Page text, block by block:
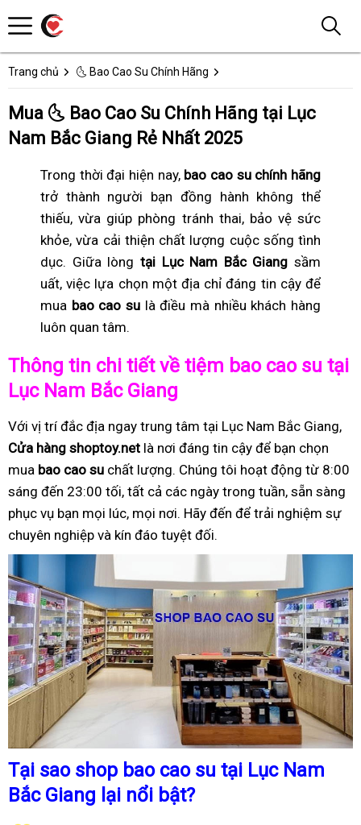
Trang chủ 🌜 Bao Cao Su Chính Hãng
Mua 🌜 Bao Cao Su Chính Hãng tại Lục
Nam Bắc Giang Rẻ Nhất 2025
Trong thời đại hiện nay, bao cao su chính hãng
trở thành người bạn đồng hành không thể
thiếu, vừa giúp phòng tránh thai, bảo vệ sức
khỏe, vừa cải thiện chất lượng cuộc sống tình
dục. Giữa lòng tại Lục Nam Bắc Giang sầm
uất, việc lựa chọn một địa chỉ đáng tin cậy để
mua bao cao su là điều mà nhiều khách hàng
luôn quan tâm.
Thông tin chi tiết về tiệm bao cao su tại
Lục Nam Bắc Giang
Với vị trí đắc địa ngay trung tâm tại Lục Nam Bắc Giang,
Cửa hàng shoptoy.net là nơi đáng tin cậy để bạn chọn
mua bao cao su chất lượng. Chúng tôi hoạt động từ 8:00
sáng đến 23:00 tối, tất cả các ngày trong tuần, sẵn sàng
phục vụ bạn mọi lúc, mọi nơi. Hãy đến để trải nghiệm sự
chuyên nghiệp và kín đáo tuyệt đối.
Tại sao shop bao cao su tại Lục Nam
Bắc Giang lại nổi bật?